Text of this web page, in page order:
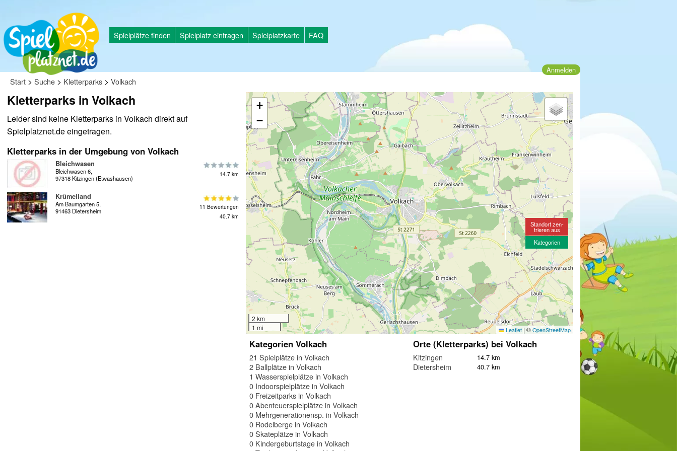
Spielplätze finden Spielplatz eintragen Spielplatzkarte FAQ
Anmelden
Start > Suche > Kletterparks > Volkach
Kletterparks in Volkach
Leider sind keine Kletterparks in Volkach direkt auf
Spielplatznet.de eingetragen.
Kletterparks in der Umgebung von Volkach
Bleichwasen
Bleichwasen 6,
97318 Kitzingen (Etwashausen)
14.7 km
Krümelland
Am Baumgarten 5,
91463 Dietersheim
11 Bewertungen
40.7 km
+
−
2 km
1 mi
Leaflet | © OpenStreetMap
Standort zen-
trieren aus
Kategorien
Kategorien Volkach
21 Spielplätze in Volkach
2 Ballplätze in Volkach
1 Wasserspielplätze in Volkach
0 Indoorspielplätze in Volkach
0 Freizeitparks in Volkach
0 Abenteuerspielplätze in Volkach
0 Mehrgenerationensp. in Volkach
0 Rodelberge in Volkach
0 Skateplätze in Volkach
0 Kindergeburtstage in Volkach
Orte (Kletterparks) bei Volkach
Kitzingen 14.7 km
Dietersheim 40.7 km